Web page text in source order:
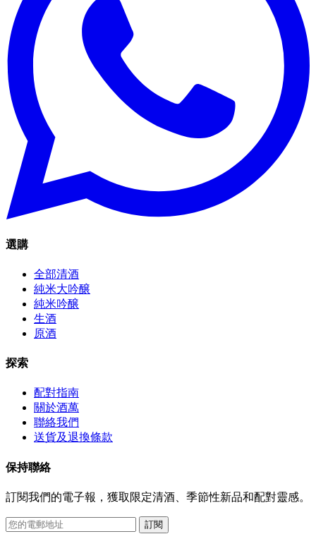
選購
全部清酒
純米大吟醸
純米吟醸
生酒
原酒
探索
配對指南
關於酒萬
聯絡我們
送貨及退換條款
保持聯絡
訂閱我們的電子報，獲取限定清酒、季節性新品和配對靈感。
訂閱